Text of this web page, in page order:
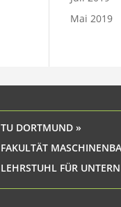
Mai 2019
TU DORTMUND »
FAKULTÄT
LEHRSTUHL FÜR